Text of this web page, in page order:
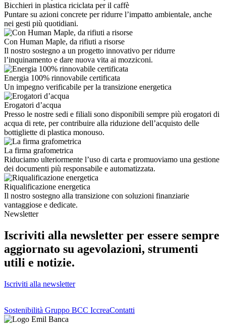
Bicchieri in plastica riciclata per il caffè
Puntare su azioni concrete per ridurre l’impatto ambientale, anche
nei gesti più quotidiani.
Con Human Maple, da rifiuti a risorse
Il nostro sostegno a un progetto innovativo per ridurre
l’inquinamento e dare nuova vita ai mozziconi.
Energia 100% rinnovabile certificata
Un impegno verificabile per la transizione energetica
Erogatori d’acqua
Presso le nostre sedi e filiali sono disponibili sempre più erogatori di
acqua di rete, per contribuire alla riduzione dell’acquisto delle
bottigliette di plastica monouso.
La firma grafometrica
Riduciamo ulteriormente l’uso di carta e promuoviamo una gestione
dei documenti più responsabile e automatizzata.
Riqualificazione energetica
Il nostro sostegno alla transizione con soluzioni finanziarie
vantaggiose e dedicate.
Newsletter
Iscriviti alla newsletter per essere sempre
aggiornato su agevolazioni, strumenti
utili e notizie.
Iscriviti alla newsletter
Sostenibilità Gruppo BCC IccreaContatti